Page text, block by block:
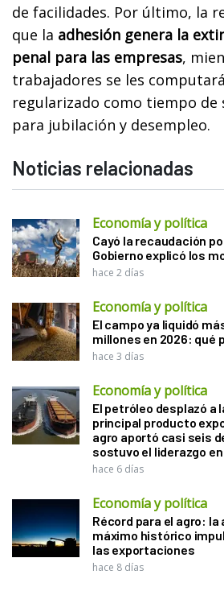
de facilidades. Por último, la
que la adhesión genera la
penal para las empresas,
trabajadores se les
regularizado como tiempo de
para jubilación y desempleo.
Noticias relacionadas
Economía y política
Cayó la recaudación
Gobierno explicó los
hace 2 días
Economía y política
El campo ya liquidó
millones en 2026: qué
hace 3 días
Economía y política
El petróleo desplazó a
principal producto
agro aportó casi seis
sostuvo el liderazgo
hace 6 días
Economía y política
Récord para el agro:
máximo histórico
las exportaciones
hace 8 días